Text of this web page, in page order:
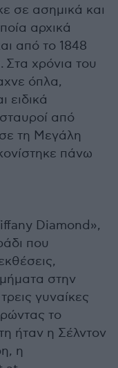
σε ασημικά και
αρχικά
από το 1848
Στα χρόνια του
όπλα,
ειδικά
από
τη Μεγάλη
πάνω
Diamond»,
που
στην
γυναίκες
το
ήταν η Σέλντον
η